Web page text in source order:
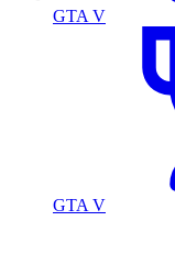
GTA V
GTA V